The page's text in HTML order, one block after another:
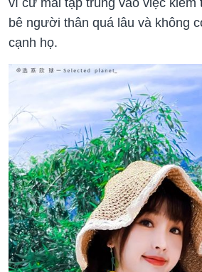
bê người thân quá lâu và không
cạnh họ.